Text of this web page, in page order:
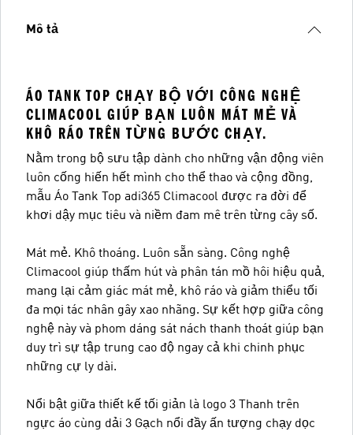
Mô tả
ÁO TANK TOP CHẠY BỘ VỚI CÔNG NGHỆ
CLIMACOOL GIÚP BẠN LUÔN MÁT MẺ VÀ
KHÔ RÁO TRÊN TỪNG BƯỚC CHẠY.
Nằm trong bộ sưu tập dành cho những vận động viên
luôn cống hiến hết mình cho thể thao và cộng đồng,
mẫu Áo Tank Top adi365 Climacool được ra đời để
khơi dậy mục tiêu và niềm đam mê trên từng cây số.
Mát mẻ. Khô thoáng. Luôn sẵn sàng. Công nghệ
Climacool giúp thấm hút và phân tán mồ hôi hiệu quả,
mang lại cảm giác mát mẻ, khô ráo và giảm thiểu tối
đa mọi tác nhân gây xao nhãng. Sự kết hợp giữa công
nghệ này và phom dáng sát nách thanh thoát giúp bạn
duy trì sự tập trung cao độ ngay cả khi chinh phục
những cự ly dài.
Nổi bật giữa thiết kế tối giản là logo 3 Thanh trên
ngực áo cùng dải 3 Gạch nổi đầy ấn tượng chạy dọc